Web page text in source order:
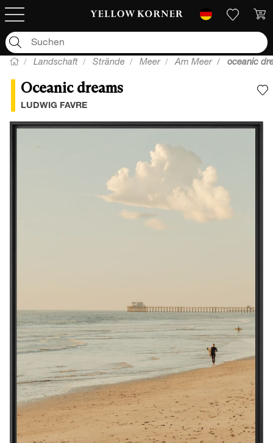
Landschaft Strände Meer Am Meer oceanic
Oceanic dreams
LUDWIG FAVRE